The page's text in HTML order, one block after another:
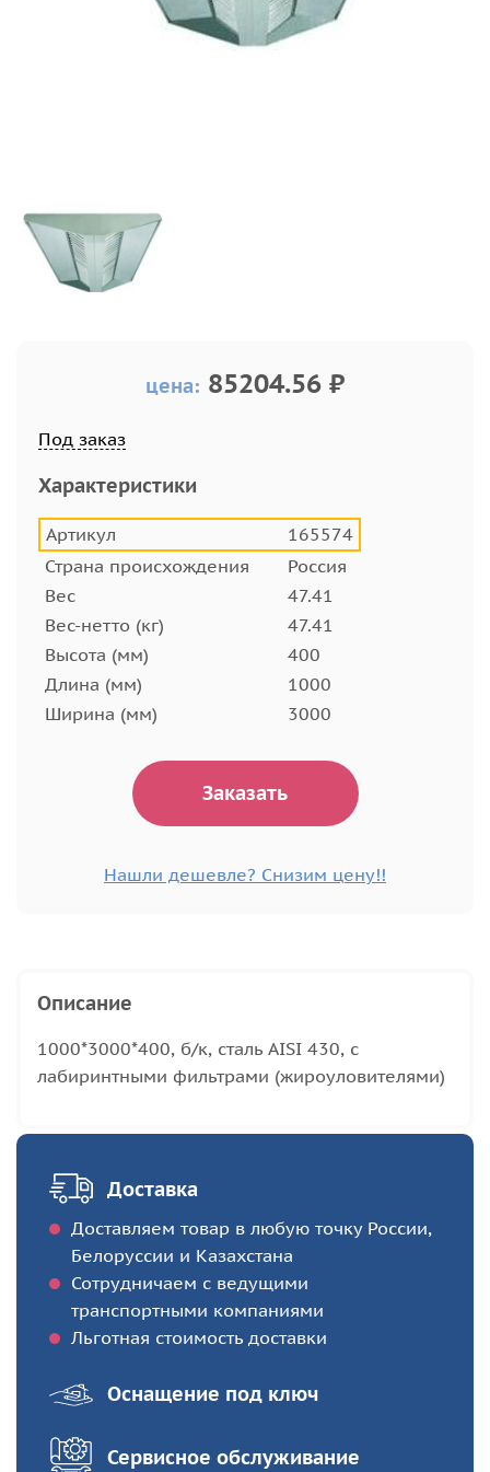
цена: 85204.56 ₽
Под заказ
Характеристики
Артикул
165574
Страна происхождения
Россия
Вес
47.41
Вес-нетто (кг)
47.41
Высота (мм)
400
Длина (мм)
1000
Ширина (мм)
3000
Заказать
Нашли дешевле? Снизим цену!!
Описание
1000*3000*400, б/к, сталь AISI 430, с
лабиринтными фильтрами (жироуловителями)
Доставка
Доставляем товар в любую точку России,
Белоруссии и Казахстана
Сотрудничаем с ведущими
транспортными компаниями
Льготная стоимость доставки
Оснащение под ключ
Сервисное обслуживание